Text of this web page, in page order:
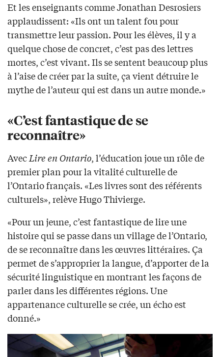
Et les enseignants comme Jonathan Desrosiers
applaudissent: «Ils ont un talent fou pour
transmettre leur passion. Pour les élèves, il y a
quelque chose de concret, c’est pas des lettres
mortes, c’est vivant. Ils se sentent beaucoup plus
à l’aise de créer par la suite, ça vient détruire le
mythe de l’auteur qui est dans un autre monde.»
«C’est fantastique de se
reconnaître»
AvecLire en Ontario, l’éducation joue un rôle de
premier plan pour la vitalité culturelle de
l’Ontario français. «Les livres sont des référents
culturels», relève Hugo Thivierge.
«Pour un jeune, c’est fantastique de lire une
histoire qui se passe dans un village de l’Ontario,
de se reconnaître dans les œuvres littéraires. Ça
permet de s’approprier la langue, d’apporter de la
sécurité linguistique en montrant les façons de
parler dans les différentes régions. Une
appartenance culturelle se crée, un écho est
donné.»